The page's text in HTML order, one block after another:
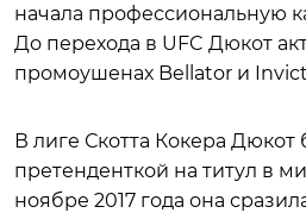
начала профессиональную
До перехода в UFC Дюкот
промоушенах Bellator и
В лиге Скотта Кокера Дюкот
претенденткой на титул в
ноябре 2017 года она